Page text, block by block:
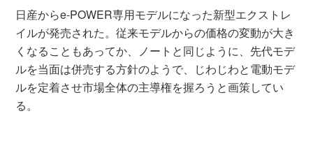
日産からe-POWER専用モデルになった新型エクストレ
イルが発売された。従来モデルからの価格の変動が大き
くなることもあってか、ノートと同じように、先代モデ
ルを当面は併売する方針のようで、じわじわと電動モデ
ルを定着させ市場全体の主導権を握ろうと画策してい
る。